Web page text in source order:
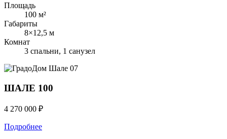
Площадь
100 м²
Габариты
8×12,5 м
Комнат
3 спальни, 1 санузел
Шале 07
ШАЛЕ 100
4 270 000 ₽
Подробнее